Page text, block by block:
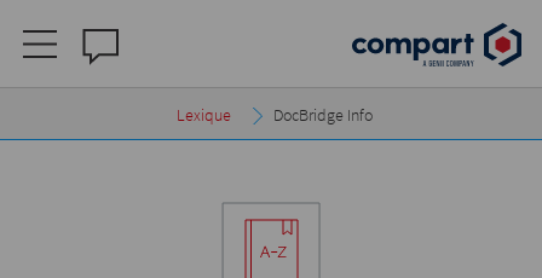
Lexique DocBridge Info